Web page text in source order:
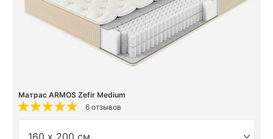
Матрас ARMOS Zefir Medium
6 отзывов